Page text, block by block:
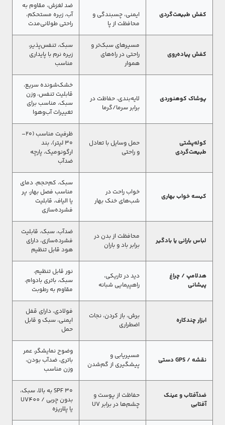
کفش طبیعت‌گردی
ایمنی، چسبندگی و
محافظت از پا
ضد لغزش، مقاوم به
آب، زیره مستحکم،
راحتی طولانی‌مدت
کفش پیاده‌روی
مسیرهای سبک‌تر و
راحتی در راه‌های
هموار
سبک، تنفس‌پذیر،
زیره نرم با پایداری
مناسب
پوشاک کوهنوردی
لایه‌بندی، حفاظت در
برابر سرما/گرما
خشک‌شونده سریع،
قابلیت تنفس، وزن
سبک، مناسب برای
تغییرات آب‌وهوا
کوله‌پشتی
طبیعت‌گردی
حمل وسایل با تعادل
و راحتی
ظرفیت مناسب (۲۰–
۳۰ لیتر)، بند
ارگونومیک، پارچه
ضدآب
کیسه خواب بهاری
خواب راحت در
شب‌های خنک بهار
سبک، کم‌حجم، دمای
مناسب فصل بهار، پر
یا الیاف، قابلیت
فشرده‌سازی
لباس بارانی یا بادگیر
محافظت از بدن در
برابر باد و باران
ضدآب، سبک، قابلیت
فشرده‌سازی، دارای
هود قابل تنظیم
هدلامپ / چراغ
پیشانی
دید در تاریکی،
راهپیمایی شبانه
نور قابل تنظیم،
سبک، باتری بادوام،
مقاوم به رطوبت
ابزار چندکاره
برش، باز کردن، نجات
اضطراری
فولادی، دارای قفل
ایمنی، سبک و قابل
حمل
نقشه / GPS دستی
مسیر‌یابی و
پیشگیری از گم‌شدن
وضوح نمایشگر، عمر
باتری، ضدآب بودن،
وزن مناسب
ضدآفتاب و عینک
آفتابی
حفاظت از پوست و
چشم‌ها در برابر UV
SPF ۳۰ به بالا، سبک،
بدون چربی / UV400
یا پلاریزه